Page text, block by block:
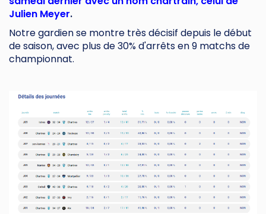
Julien Meyer.
Notre gardien se montre très décisif depuis le début
de saison, avec plus de 30% d'arrêts en 9 matchs de
championnat.